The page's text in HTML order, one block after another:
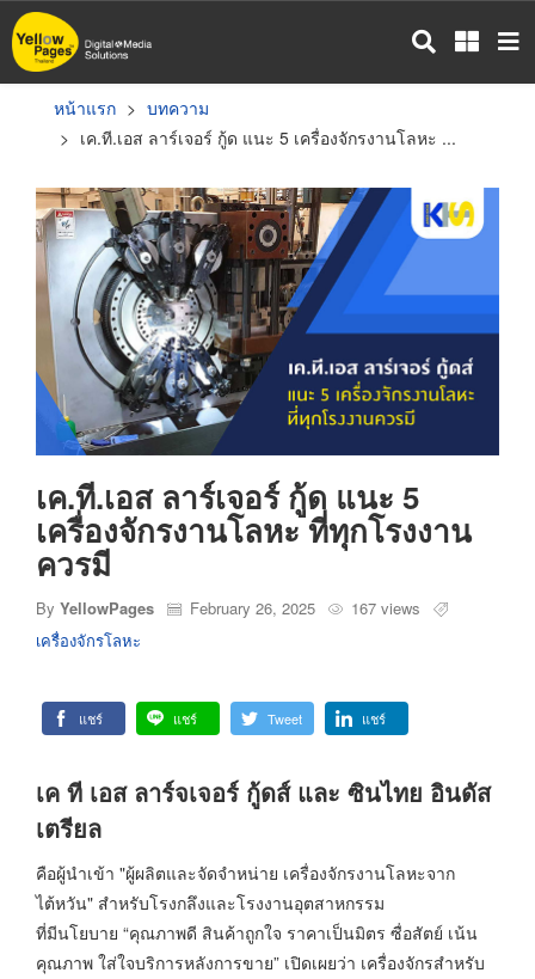
ข้าม
ไป
หน้าแรก
บทความ
เค.ที.เอส ลาร์เจอร์ กู้ด แนะ 5 เครื่องจักรงานโลหะ ...
เค.ที.เอส ลาร์เจอร์ กู้ด แนะ 5
เครื่องจักรงานโลหะ ที่ทุกโรงงาน
ควรมี
By YellowPages February 26, 2025
167 views
เครื่องจักรโลหะ
แชร์ แชร์ Tweet แชร์
เค ที เอส ลาร์จเจอร์ กู้ดส์ และ ซินไทย อินดัส
เตรียล
คือผู้นำเข้า "ผู้ผลิตและจัดจำหน่าย เครื่องจักรงานโลหะจาก
ไต้หวัน" สำหรับโรงกลึงและโรงงานอุตสาหกรรม
ที่มีนโยบาย “คุณภาพดี สินค้าถูกใจ ราคาเป็นมิตร ซื่อสัตย์ เน้น
คุณภาพ ใส่ใจบริการหลังการขาย” เปิดเผยว่า เครื่องจักรสำหรับ